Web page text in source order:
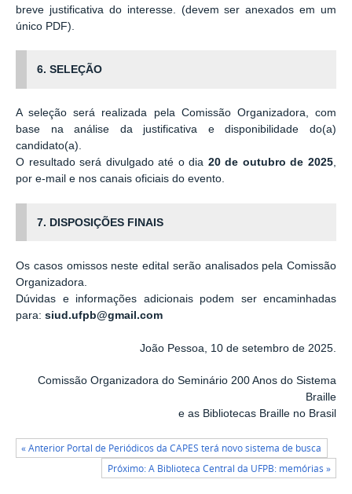
breve justificativa do interesse. (devem ser anexados em um
único PDF).
6. SELEÇÃO
A seleção será realizada pela Comissão Organizadora, com
base na análise da justificativa e disponibilidade do(a)
candidato(a).
O resultado será divulgado até o dia 20 de outubro de 2025,
por e-mail e nos canais oficiais do evento.
7. DISPOSIÇÕES FINAIS
Os casos omissos neste edital serão analisados pela Comissão
Organizadora.
Dúvidas e informações adicionais podem ser encaminhadas
para: siud.ufpb@gmail.com
João Pessoa, 10 de setembro de 2025.
Comissão Organizadora do Seminário 200 Anos do Sistema
Braille
e as Bibliotecas Braille no Brasil
« Anterior Portal de Periódicos da CAPES terá novo sistema de busca
Próximo: A Biblioteca Central da UFPB: memórias »